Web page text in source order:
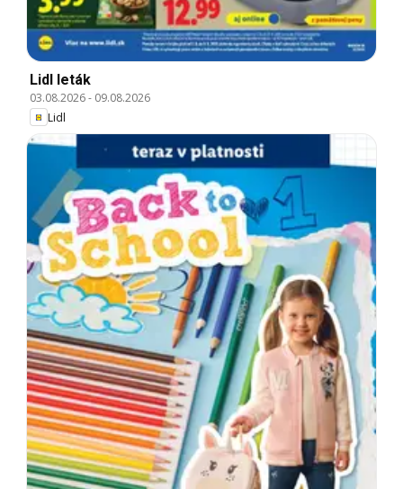
Lidl leták
03.08.2026- 09.08.2026
Lidl